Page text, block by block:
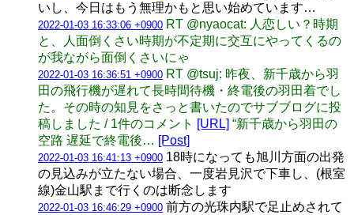
いし、今日はもう無理かもと思い始めています…
2022-01-03 16:33:06 +0900 RT @nyaocat: 人恋しい？時期
と、人面倒くさい時期が不定期に交互にやってくるの
が我ながら面倒くさいにゃ
2022-01-03 16:36:51 +0900 RT @tsuj: 昨夜、新千歳から羽
田の飛行機が遅れて長時間待機・終電後の羽田着でし
た。その時の知見をさっと書いたのでサブブログに投
稿しました / 1件のコメント [URL] “新千歳から羽田の
空路 遅延で終電後… [Post]
2022-01-03 16:41:13 +0900 18時になっても旭川方面の出発
の見込みが立たない場合、一度岩見沢で下車し、(根室
線)金山駅まで行くのは断念します
2022-01-03 16:46:29 +0900 前方の光珠内駅で足止めされて